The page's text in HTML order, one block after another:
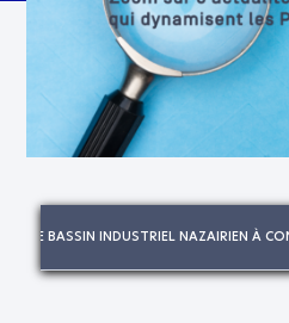
3. LE BASSIN INDUSTRIEL NAZAIRIEN À